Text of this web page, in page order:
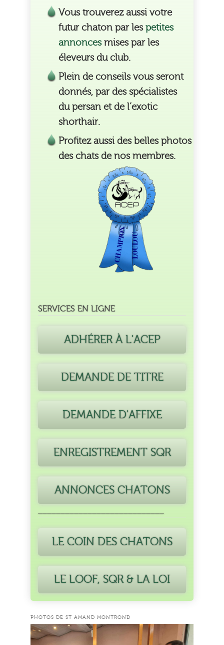
Vous trouverez aussi votre
futur chaton par lespetites
annoncesmises par les
éleveurs du club.
Plein de conseils vous seront
donnés, par des spécialistes
du persan et de l’exotic
shorthair.
Profitez aussi des belles photos
des chats de nos membres.
SERVICES EN LIGNE
ADHÉRER À L'ACEP
DEMANDE DE TITRE
DEMANDE D'AFFIXE
ENREGISTREMENT SQR
ANNONCES CHATONS
____________________________
LE COIN DES CHATONS
LE LOOF, SQR & LA LOI
PHOTOS DE ST AMAND MONTROND